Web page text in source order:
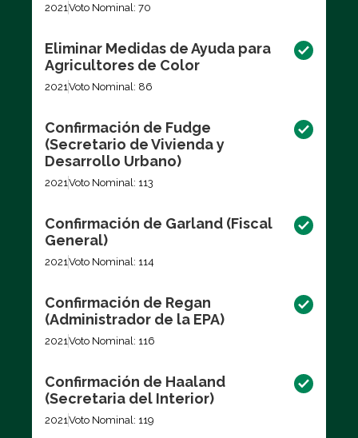
2021Voto Nominal: 70
Eliminar Medidas de Ayuda para
Agricultores de Color
2021Voto Nominal: 86
Confirmación de Fudge
(Secretario de Vivienda y
Desarrollo Urbano)
2021Voto Nominal: 113
Confirmación de Garland (Fiscal
General)
2021Voto Nominal: 114
Confirmación de Regan
(Administrador de la EPA)
2021Voto Nominal: 116
Confirmación de Haaland
(Secretaria del Interior)
2021Voto Nominal: 119